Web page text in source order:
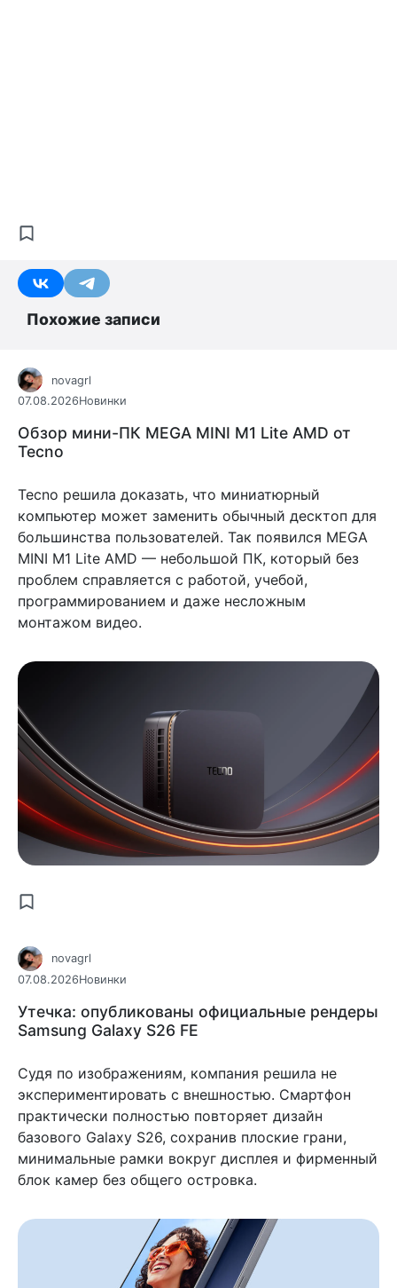
Похожие записи
novagrl
07.08.2026Новинки
Обзор мини-ПК MEGA MINI M1 Lite AMD от
Tecno
Tecno решила доказать, что миниатюрный
компьютер может заменить обычный десктоп для
большинства пользователей. Так появился MEGA
MINI M1 Lite AMD — небольшой ПК, который без
проблем справляется с работой, учебой,
программированием и даже несложным
монтажом видео.
novagrl
07.08.2026Новинки
Утечка: опубликованы официальные рендеры
Samsung Galaxy S26 FE
Судя по изображениям, компания решила не
экспериментировать с внешностью. Смартфон
практически полностью повторяет дизайн
базового Galaxy S26, сохранив плоские грани,
минимальные рамки вокруг дисплея и фирменный
блок камер без общего островка.